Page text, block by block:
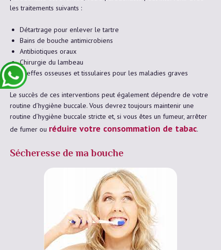
les traitements suivants :
Détartrage pour enlever le tartre
Bains de bouche antimicrobiens
Antibiotiques oraux
Chirurgie du lambeau
Greffes osseuses et tissulaires pour les maladies graves
Le succès de ces interventions peut également dépendre de votre
routine d’hygiène buccale. Vous devrez toujours maintenir une
routine d’hygiène buccale stricte et, si vous êtes un fumeur, arrêter
de fumer ou réduire votre consommation de tabac.
Sécheresse de ma bouche